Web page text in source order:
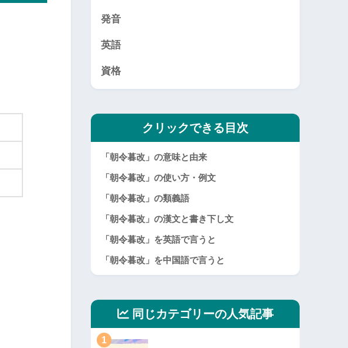
発音
英語
資格
クリックできる目次
「朝令暮改」の意味と由来
「朝令暮改」の使い方・例文
「朝令暮改」の類義語
「朝令暮改」の漢文と書き下し文
「朝令暮改」を英語で言うと
「朝令暮改」を中国語で言うと
同じカテゴリーの人気記事
1